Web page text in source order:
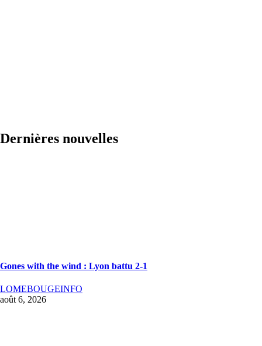
Dernières nouvelles
Gones with the wind : Lyon battu 2-1
LOMEBOUGEINFO
août 6, 2026